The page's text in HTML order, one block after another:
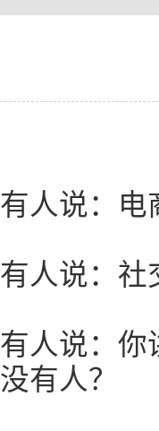
有人说：电
有人说：社
有人说：你
没有人？